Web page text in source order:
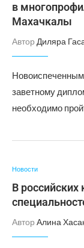
в
Махачкалы
Автор Диляра
Новоиспеченным
заветному
необходимо
Новости
В
Автор Алина